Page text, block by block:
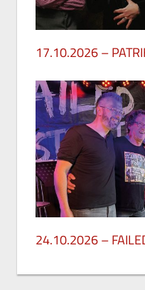
17.10.2026 –
24.10.2026 –